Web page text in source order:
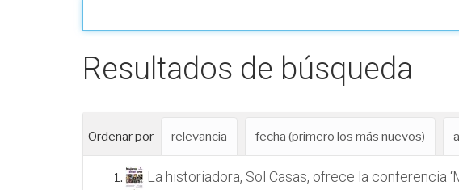
Resultados de búsqueda
Ordenar por relevancia fecha (primero los más nuevos)
La historiadora, Sol Casas, ofrece la conferencia